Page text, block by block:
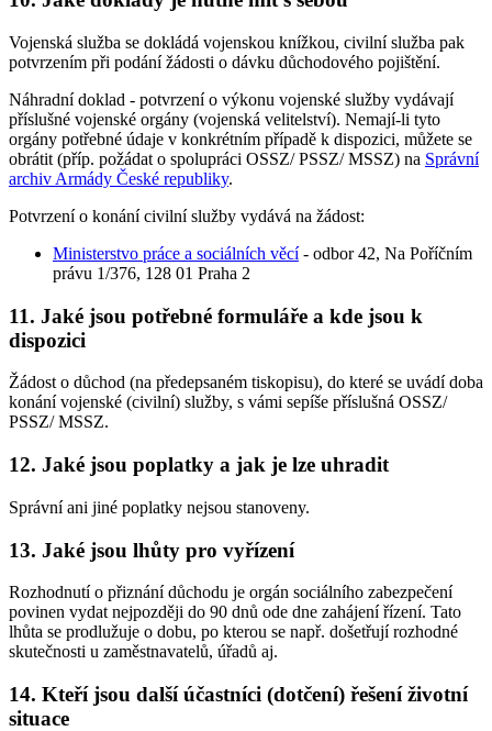
Vojenská služba se dokládá vojenskou knížkou, civilní služba pak
potvrzením při podání žádosti o dávku důchodového pojištění.
Náhradní doklad - potvrzení o výkonu vojenské služby vydávají
příslušné vojenské orgány (vojenská velitelství). Nemají-li tyto
orgány potřebné údaje v konkrétním případě k dispozici, můžete se
obrátit (příp. požádat o spolupráci OSSZ/ PSSZ/ MSSZ) na Správní
archiv Armády České republiky.
Potvrzení o konání civilní služby vydává na žádost:
Ministerstvo práce a sociálních věcí- odbor 42, Na Poříčním
právu 1/376, 128 01 Praha 2
11. Jaké jsou potřebné formuláře a kde jsou k
dispozici
Žádost o důchod (na předepsaném tiskopisu), do které se uvádí doba
konání vojenské (civilní) služby, s vámi sepíše příslušná OSSZ/
PSSZ/ MSSZ.
12. Jaké jsou poplatky a jak je lze uhradit
Správní ani jiné poplatky nejsou stanoveny.
13. Jaké jsou lhůty pro vyřízení
Rozhodnutí o přiznání důchodu je orgán sociálního zabezpečení
povinen vydat nejpozději do 90 dnů ode dne zahájení řízení. Tato
lhůta se prodlužuje o dobu, po kterou se např. došetřují rozhodné
skutečnosti u zaměstnavatelů, úřadů aj.
14. Kteří jsou další účastníci (dotčení) řešení životní
situace